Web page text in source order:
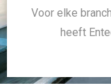
Voor elke
heeft